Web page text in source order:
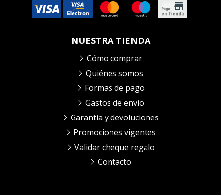
NUESTRA TIENDA
Cómo comprar
Quiénes somos
Formas de pago
Gastos de envío
Garantía y devoluciones
Promociones vigentes
Validar cheque regalo
Contacto